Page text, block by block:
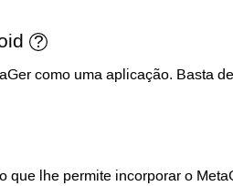
como uma aplicação. Basta
que lhe permite incorporar o